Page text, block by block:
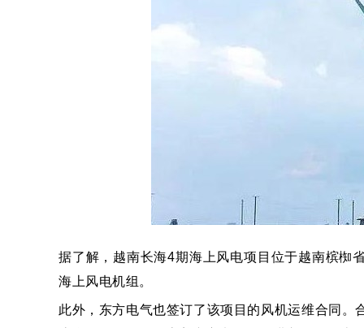
据了解，越南长海4期海上风电项目位于越南槟椥
海上风电机组。
此外，东方电气也签订了该项目的风机运维合同